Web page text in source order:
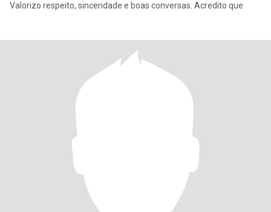
Valorizo respeito, sinceridade e boas conversas. Acredito que